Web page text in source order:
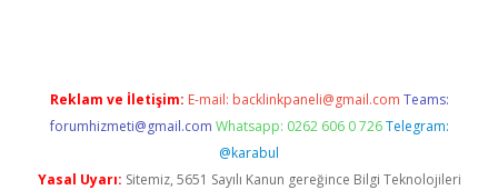
Reklam ve İletişim: E-mail: backlinkpaneli@gmail.com Teams:
forumhizmeti@gmail.com Whatsapp: 0262 606 0 726 Telegram:
@karabul
Yasal Uyarı: Sitemiz, 5651 Sayılı Kanun gereğince Bilgi Teknolojileri